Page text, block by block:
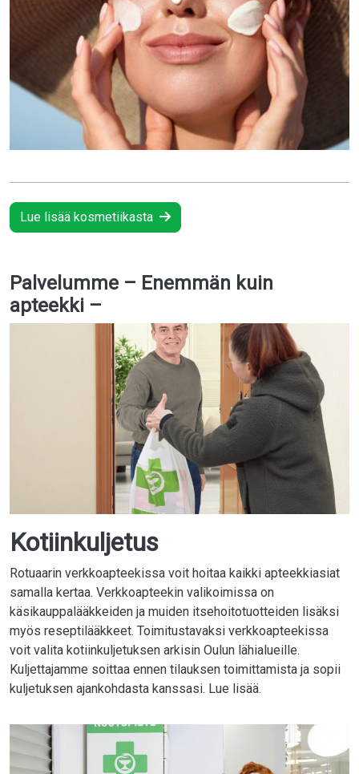
Lue lisää kosmetiikasta
Palvelumme – Enemmän kuin
apteekki –
Kotiinkuljetus
Rotuaarin verkkoapteekissa voit hoitaa kaikki apteekkiasiat
samalla kertaa. Verkkoapteekin valikoimissa on
käsikauppalääkkeiden ja muiden itsehoitotuotteiden lisäksi
myös reseptilääkkeet. Toimitustavaksi verkkoapteekissa
voit valita kotiinkuljetuksen arkisin Oulun lähialueille.
Kuljettajamme soittaa ennen tilauksen toimittamista ja sopii
kuljetuksen ajankohdasta kanssasi. Lue lisää.